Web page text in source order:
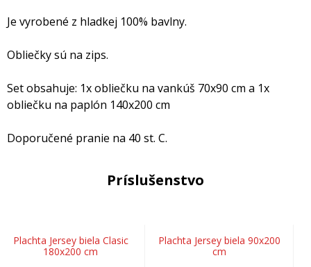
Je vyrobené z hladkej 100% bavlny.
Obliečky sú na zips.
Set obsahuje: 1x obliečku na vankúš 70x90 cm a 1x
obliečku na paplón 140x200 cm
Doporučené pranie na 40 st. C.
Príslušenstvo
Plachta Jersey biela Clasic
180x200 cm
Plachta Jersey biela 90x200
cm